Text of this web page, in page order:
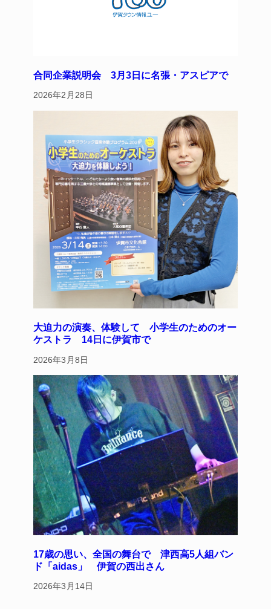
合同企業説明会 3月3日に名張・アスピアで
2026年2月28日
大迫力の演奏、体験して 小学生のためのオー
ケストラ 14日に伊賀市で
2026年3月8日
17歳の思い、全国の舞台で 津西高5人組バン
ド「aidas」 伊賀の西出さん
2026年3月14日